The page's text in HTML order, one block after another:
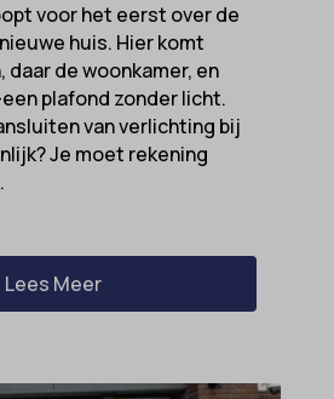
voor het eerst over de
huis. Hier komt
daar de woonkamer, en
plafond zonder licht.
van verlichting bij
Je moet rekening
Lees Meer